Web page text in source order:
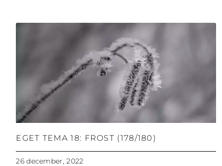
EGET TEMA 18: FROST (178/180)
26 december, 2022